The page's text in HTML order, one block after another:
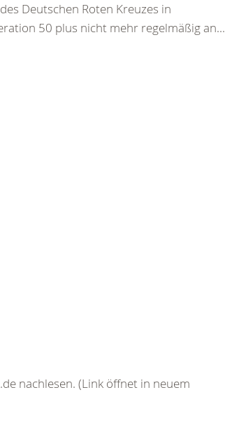
Deutschen Roten Kreuzes in
50 plus nicht mehr regelmäßig an...
nachlesen. (Link öffnet in neuem